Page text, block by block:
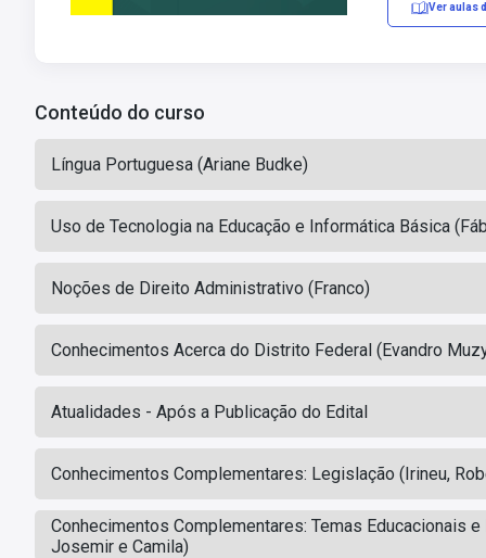
Ver aulas
Conteúdo do curso
Língua Portuguesa (Ariane Budke)
Uso de Tecnologia na Educação e Informática Básica
Noções de Direito Administrativo (Franco)
Conhecimentos Acerca do Distrito Federal (Evandro
Atualidades - Após a Publicação do Edital
Conhecimentos Complementares: Legislação (Irineu,
Conhecimentos Complementares: Temas Educacionais
Josemir e Camila)